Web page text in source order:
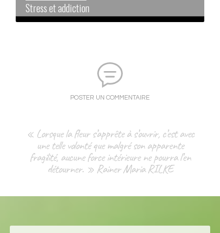
Stress et addiction
POSTER UN COMMENTAIRE
« Lorsque la fleur s’apprête à s’ouvrir, c’est avec
une telle volonté que malgré son apparente
fragilité, aucune force intérieure ne pourra l’en
détourner. » Rainer Maria RILKE